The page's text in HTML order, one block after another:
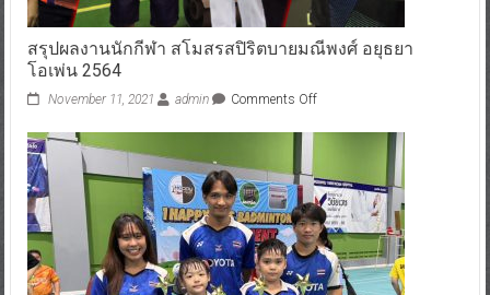
สรุปผลงานนักกีฬา สโมสรสปิริตบายมณีพงศ์ อยุธยา
โอเพ่น 2564
November 11, 2021 admin Comments Off